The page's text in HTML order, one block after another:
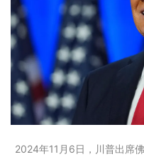
2024年11月6日，川普出席